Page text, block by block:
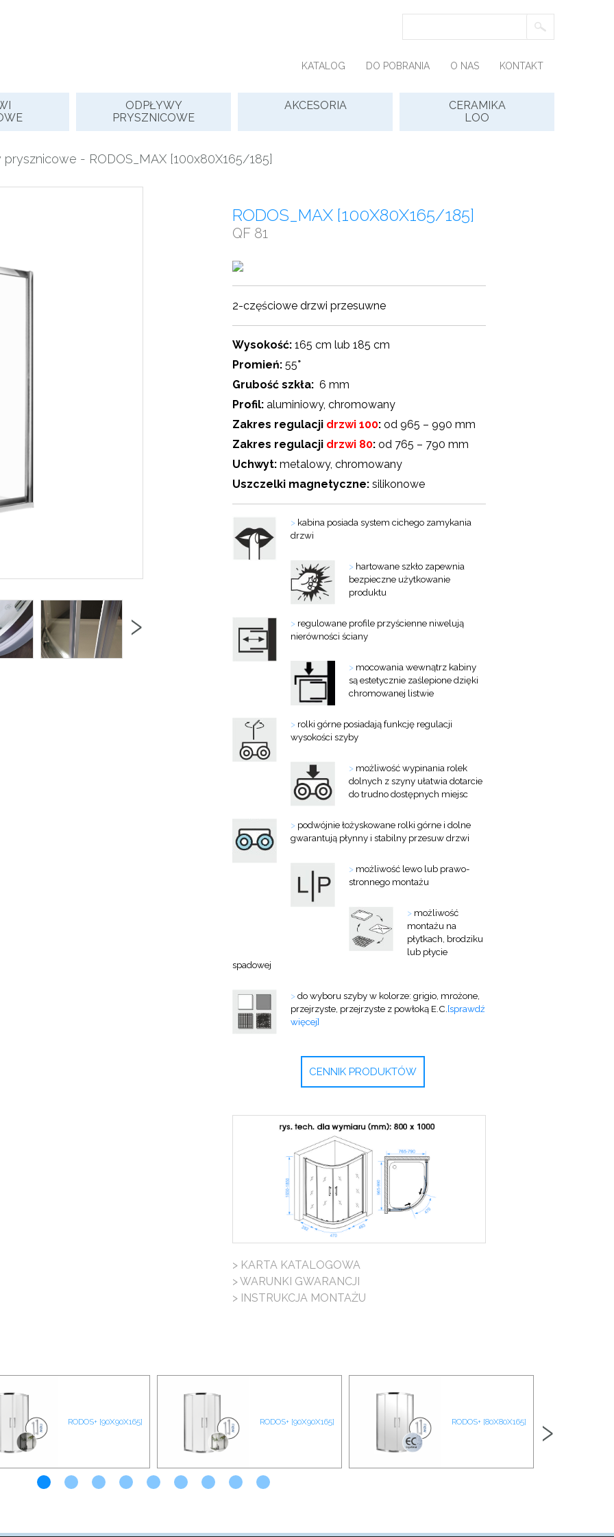
KATALOG DO POBRANIA O NAS KONTAKT
ODPŁYWY
PRYSZNICOWE
AKCESORIA
CERAMIKA
LOO
prysznicowe - RODOS_MAX [100x80X165/185]
›
RODOS_MAX [100X80X165/185]
QF 81
2-częściowe drzwi przesuwne
Wysokość: 165 cm lub 185 cm
Promień: 55°
Grubość szkła: 6 mm
Profil: aluminiowy, chromowany
Zakres regulacji drzwi 100: od 965 – 990 mm
Zakres regulacji drzwi 80: od 765 – 790 mm
Uchwyt: metalowy, chromowany
Uszczelki magnetyczne: silikonowe
> kabina posiada system cichego zamykania
drzwi
> hartowane szkło zapewnia
bezpieczne użytkowanie
produktu
> regulowane profile przyścienne niwelują
nierówności ściany
> mocowania wewnątrz kabiny
są estetycznie zaślepione dzięki
chromowanej listwie
> rolki górne posiadają funkcję regulacji
wysokości szyby
> możliwość wypinania rolek
dolnych z szyny ułatwia dotarcie
do trudno dostępnych miejsc
> podwójnie łożyskowane rolki górne i dolne
gwarantują płynny i stabilny przesuw drzwi
> możliwość lewo lub prawo-
stronnego montażu
> możliwość
montażu na
płytkach, brodziku
lub płycie
spadowej
>do wyboru szyby w kolorze: grigio, mrożone,
przejrzyste, przejrzyste z powłoką E.C. [sprawdź
więcej]
CENNIK PRODUKTÓW
> KARTA KATALOGOWA
> WARUNKI GWARANCJI
> INSTRUKCJA MONTAŻU
RODOS+ [90X90X165] RODOS+ [90X90X165] RODOS+ [80X80X165] ›